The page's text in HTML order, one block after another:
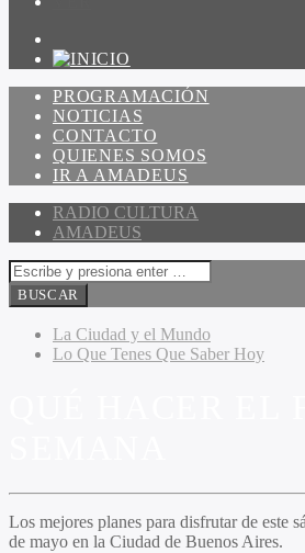
PROGRAMACIÓN
NOTICIAS
CONTACTO
QUIENES SOMOS
IR A AMADEUS
RADIO CULTURA
AMADEUS
La Ciudad y el Mundo
Lo Que Tenes Que Saber Hoy
Los mejores planes para disfrutar de este
de mayo en la Ciudad de Buenos Aires.